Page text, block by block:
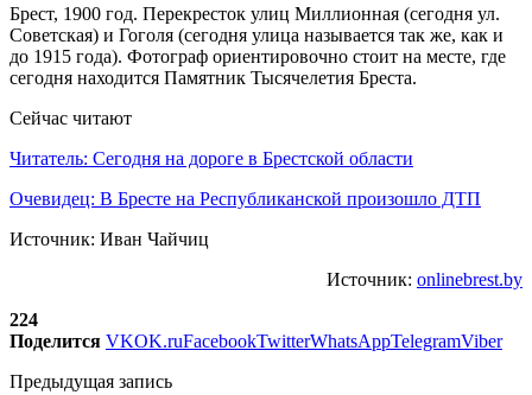
Брест, 1900 год. Перекресток улиц Миллионная (сегодня ул.
Советская) и Гоголя (сегодня улица называется так же, как и
до 1915 года). Фотограф ориентировочно стоит на месте, где
сегодня находится Памятник Тысячелетия Бреста.
Сейчас читают
Читатель: Сегодня на дороге в Брестской области
Очевидец: В Бресте на Республиканской произошло ДТП
Источник: Иван Чайчиц
Источник: onlinebrest.by
224
Поделится VKOK.ruFacebookTwitterWhatsAppTelegramViber
Предыдущая запись